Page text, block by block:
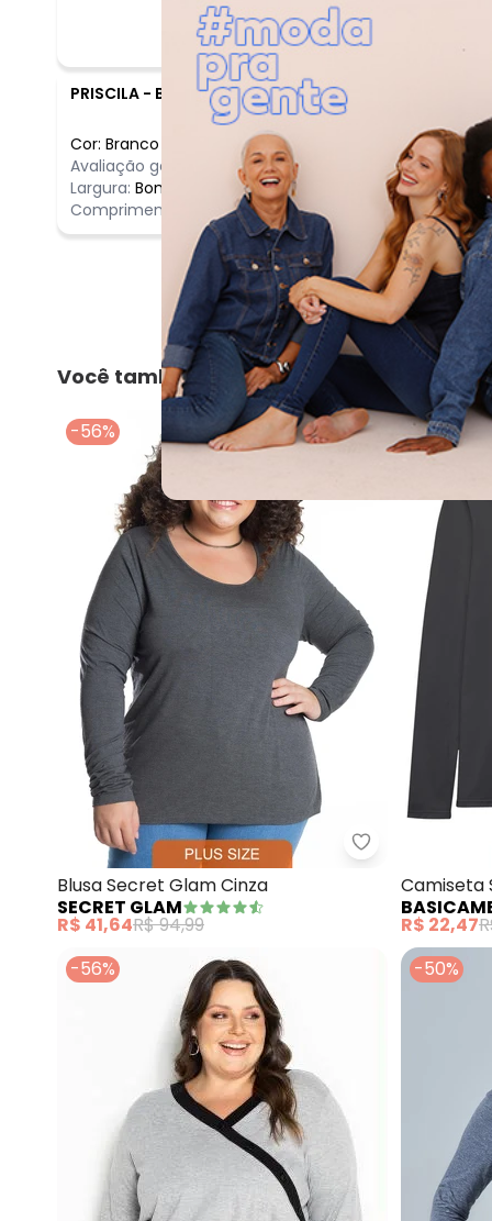
PRISCILA - BLUMENAU - SC
Cor: Branco
Avaliação geral do produto: Incrível
Largura: Bom
Comprimento:
Bom
Incrível
Você também pode gostar
-56%
Secret Glam -
Blusa Secret Glam Cinza
SECRET GLAM
R$ 41,64R$ 94,99
-55%
Camiseta
(Cinza
R$ 22,47
-56%
-50%